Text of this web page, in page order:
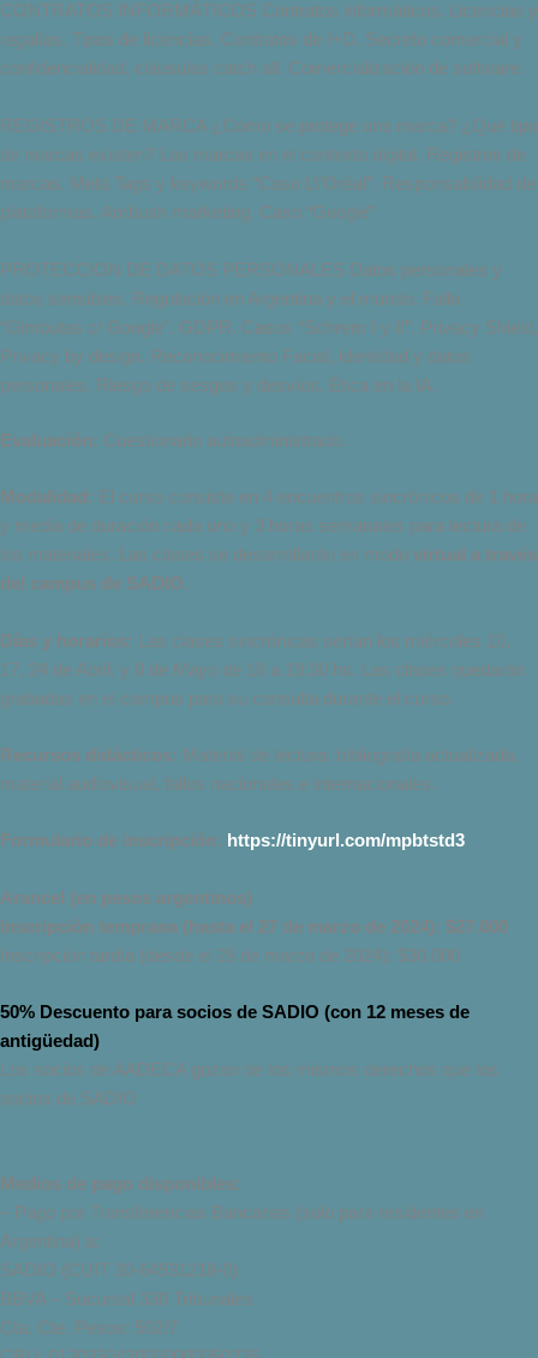
CONTRATOS INFORMÁTICOS Contratos informáticos. Licencias y
regalías. Tipos de licencias. Contratos de I+D. Secreto comercial y
confidencialidad, cláusulas catch all. Comercialización de software.
REGISTROS DE MARCA ¿Cómo se protege una marca? ¿Qué tipo
de marcas existen? Las marcas en el contexto digital. Registros de
marcas. Meta Tags y keywords “Caso L\’Oréal”. Responsabilidad de
plataformas. Ambush marketing. Caso “Google”
PROTECCION DE DATOS PERSONALES Datos personales y
datos sensibles. Regulación en Argentina y el mundo. Fallo
“Gimbutas c/ Google”. GDPR. Casos “Schrem I y II”. Privacy Shield,
Privacy by design. Reconocimiento Facial, identidad y datos
personales. Riesgo de sesgos y desvíos. Ética en la IA.
Evaluación: Cuestionario autoadministrado.
Modalidad: El curso consiste en 4 encuentros sincrónicos de 1 hora
y media de duración cada uno y 3 horas semanales para lectura de
los materiales. Las clases se desarrollarán en modo virtual a través
del campus de SADIO.
Días y horarios:
Las clases sincrónicas serían los miércoles 10,
17, 24 de Abril, y 8 de Mayo de 18 a 19:30 hs. Las clases quedarán
grabadas en el campus para su consulta durante el curso.
Recursos didácticos: Material de lectura: bibliografía actualizada,
material audiovisual, fallos nacionales e internacionales.
Formulario de inscripción: https://tinyurl.com/mpbtstd3
Arancel (en pesos argentinos)
Inscripción temprana (hasta el 27 de marzo de 2024): $27.000
Inscripción tardía (desde el 28 de marzo de 2024): $30.000
50% Descuento para socios de SADIO (con 12 meses de
antigüedad)
Los socios de AADECA gozan de los mismos derechos que los
socios de SADIO
Medios de pago disponibles:
– Pago por Transferencias Bancarias (solo para residentes en
Argentina) a:
SADIO (CUIT 30-64931218-0)
BBVA – Sucursal 330 Tribunales
Cta. Cte. Pesos: 502/7